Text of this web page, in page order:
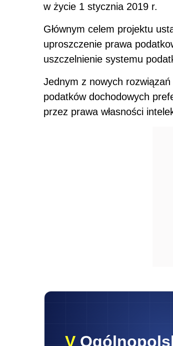
w życie 1 stycznia 2019 r.
Głównym celem projektu
uproszczenie prawa
uszczelnienie systemu
Jednym z nowych
podatków dochodowych
przez prawa własności
V